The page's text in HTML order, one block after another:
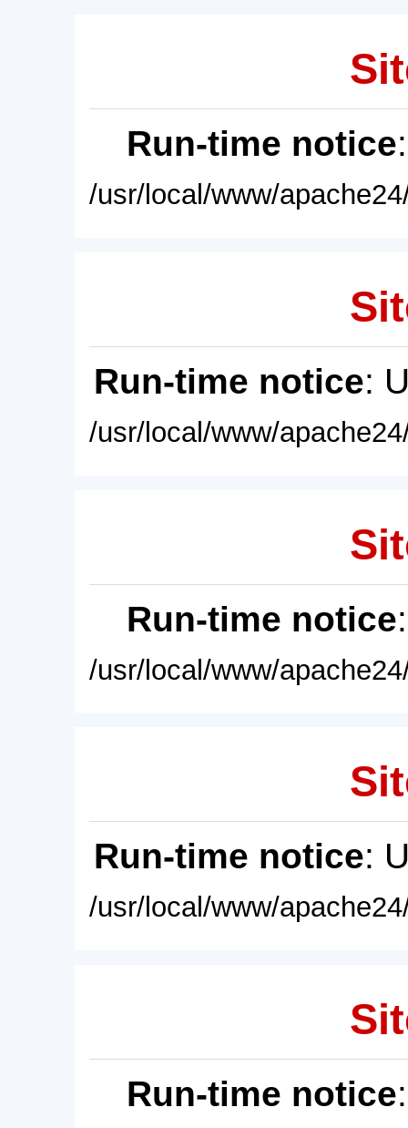
Run-time notice
/usr/local/www/
Run-time notice:
/usr/local/www/
Run-time notice
/usr/local/www/
Run-time notice:
/usr/local/www/
Run-time notice